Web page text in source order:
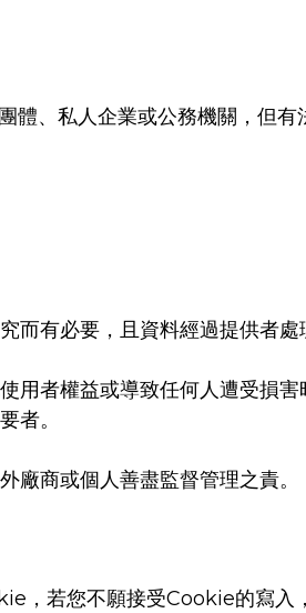
體、私人企業或公務機關，但有
而有必要，且資料經過提供者處
用者權益或導致任何人遭受損
者。
廠商或個人善盡監督管理之責。
，若您不願接受Cookie的寫入